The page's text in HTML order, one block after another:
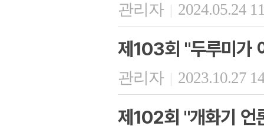
관리자 | 2024.05.24
제103회 "두루미가
관리자 | 2023.10.27
제102회 "개화기